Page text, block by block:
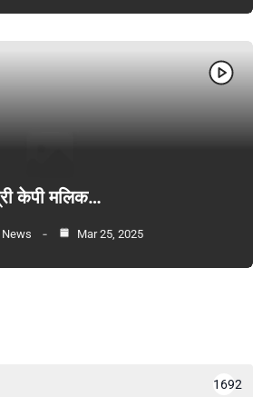
केपी मलिक…
Mar 25, 2025
1692